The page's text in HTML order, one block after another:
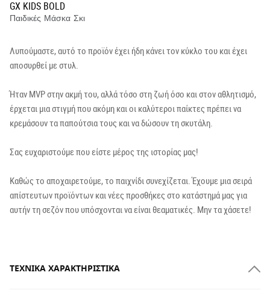
GX KIDS BOLD
Παιδικές Μάσκα Σκι
Λυπούμαστε, αυτό το προϊόν έχει ήδη κάνει τον κύκλο του και έχει
αποσυρθεί με στυλ.
Ήταν MVP στην ακμή του, αλλά τόσο στη ζωή όσο και στον αθλητισμό,
έρχεται μια στιγμή που ακόμη και οι καλύτεροι παίκτες πρέπει να
κρεμάσουν τα παπούτσια τους και να δώσουν τη σκυτάλη.
Σας ευχαριστούμε που είστε μέρος της ιστορίας μας!
Καθώς το αποχαιρετούμε, το παιχνίδι συνεχίζεται. Έχουμε μια σειρά
απίστευτων προϊόντων και νέες προσθήκες στο κατάστημά μας για
αυτήν τη σεζόν που υπόσχονται να είναι θεαματικές. Μην τα χάσετε!
ΤΕΧΝΙΚΆ ΧΑΡΑΚΤΗΡΙΣΤΙΚΆ